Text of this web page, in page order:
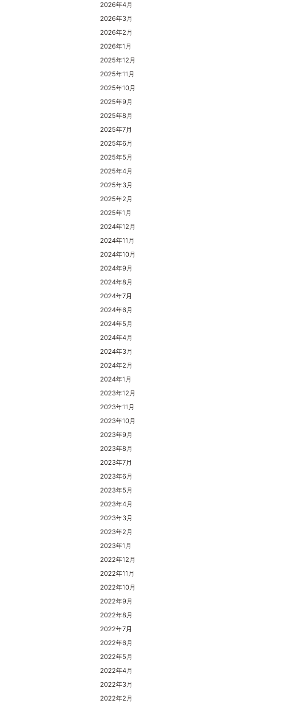
2026年4月
2026年3月
2026年2月
2026年1月
2025年12月
2025年11月
2025年10月
2025年9月
2025年8月
2025年7月
2025年6月
2025年5月
2025年4月
2025年3月
2025年2月
2025年1月
2024年12月
2024年11月
2024年10月
2024年9月
2024年8月
2024年7月
2024年6月
2024年5月
2024年4月
2024年3月
2024年2月
2024年1月
2023年12月
2023年11月
2023年10月
2023年9月
2023年8月
2023年7月
2023年6月
2023年5月
2023年4月
2023年3月
2023年2月
2023年1月
2022年12月
2022年11月
2022年10月
2022年9月
2022年8月
2022年7月
2022年6月
2022年5月
2022年4月
2022年3月
2022年2月